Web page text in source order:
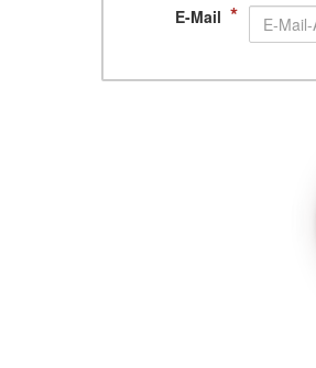
E-Mail *